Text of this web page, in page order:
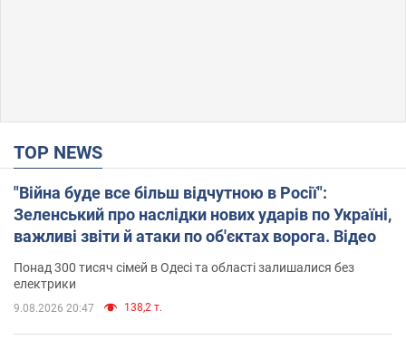
TOP NEWS
"Війна буде все більш відчутною в Росії":
Зеленський про наслідки нових ударів по Україні,
важливі звіти й атаки по об'єктах ворога. Відео
Понад 300 тисяч сімей в Одесі та області залишалися без
електрики
9.08.2026 20:47 138,2 т.